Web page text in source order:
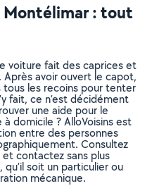
Montélimar : tout
voiture fait des caprices et
avoir ouvert le capot,
tous les recoins pour tenter
fait, ce n’est décidément
une aide pour le
domicile ? AlloVoisins est
entre des personnes
Consultez
contactez sans plus
soit un particulier ou
mécanique.